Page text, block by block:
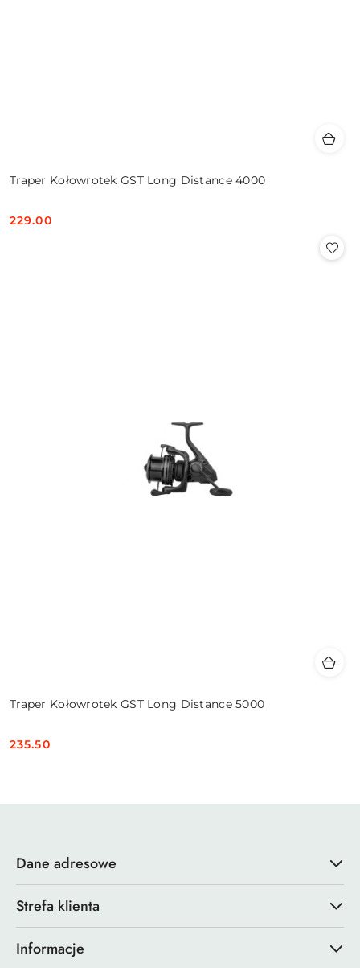
Traper Kołowrotek GST Long Distance 4000
Cena:
229.00
Traper Kołowrotek GST Long Distance 5000
Cena:
235.50
Dane adresowe
Strefa klienta
Informacje